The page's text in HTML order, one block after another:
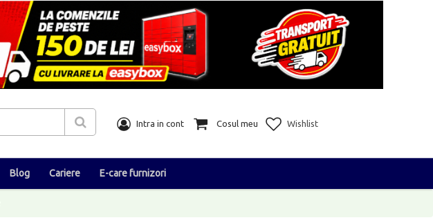
Intra in cont Cosul meu Wishlist
Blog Cariere E-care furnizori